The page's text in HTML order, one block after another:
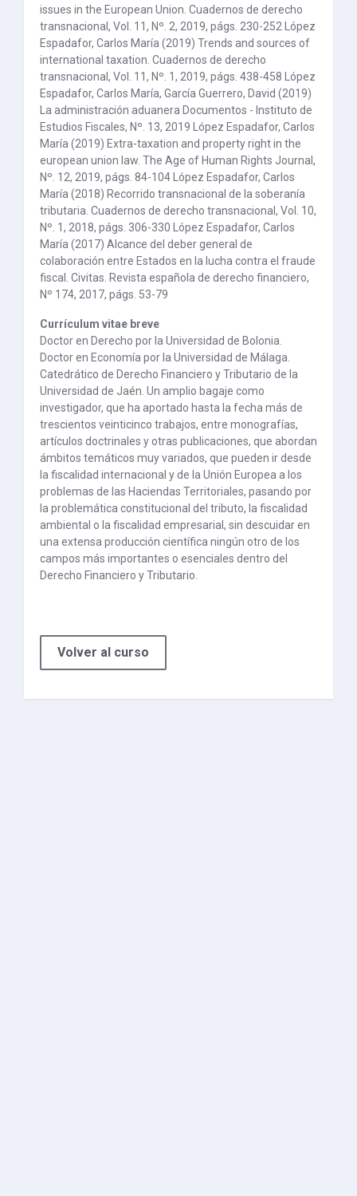
issues in the European Union. Cuadernos de derecho
transnacional, Vol. 11, Nº. 2, 2019, págs. 230-252 López
Espadafor, Carlos María (2019) Trends and sources of
international taxation. Cuadernos de derecho
transnacional, Vol. 11, Nº. 1, 2019, págs. 438-458 López
Espadafor, Carlos María, García Guerrero, David (2019)
La administración aduanera Documentos - Instituto de
Estudios Fiscales, Nº. 13, 2019 López Espadafor, Carlos
María (2019) Extra-taxation and property right in the
european union law. The Age of Human Rights Journal,
Nº. 12, 2019, págs. 84-104 López Espadafor, Carlos
María (2018) Recorrido transnacional de la soberanía
tributaria. Cuadernos de derecho transnacional, Vol. 10,
Nº. 1, 2018, págs. 306-330 López Espadafor, Carlos
María (2017) Alcance del deber general de
colaboración entre Estados en la lucha contra el fraude
fiscal. Civitas. Revista española de derecho financiero,
Nº 174, 2017, págs. 53-79
Currículum vitae breve
Doctor en Derecho por la Universidad de Bolonia.
Doctor en Economía por la Universidad de Málaga.
Catedrático de Derecho Financiero y Tributario de la
Universidad de Jaén. Un amplio bagaje como
investigador, que ha aportado hasta la fecha más de
trescientos veinticinco trabajos, entre monografías,
artículos doctrinales y otras publicaciones, que abordan
ámbitos temáticos muy variados, que pueden ir desde
la fiscalidad internacional y de la Unión Europea a los
problemas de las Haciendas Territoriales, pasando por
la problemática constitucional del tributo, la fiscalidad
ambiental o la fiscalidad empresarial, sin descuidar en
una extensa producción científica ningún otro de los
campos más importantes o esenciales dentro del
Derecho Financiero y Tributario.
Volver al curso